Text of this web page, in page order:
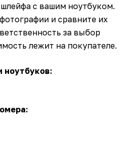
с вашим ноутбуком.
и сравните их
за выбор
лежит на покупателе.
ноутбуков: